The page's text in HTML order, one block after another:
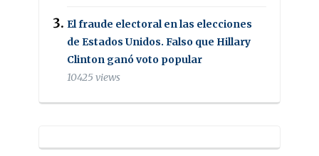
El fraude electoral en las elecciones
de Estados Unidos. Falso que Hillary
Clinton ganó voto popular
10425 views